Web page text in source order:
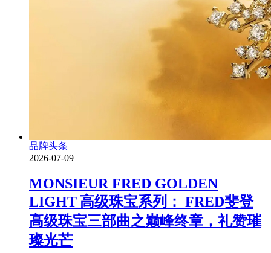
品牌头条
2026-07-09
MONSIEUR FRED GOLDEN
LIGHT 高级珠宝系列： FRED斐登
高级珠宝三部曲之巅峰终章，礼赞璀
璨光芒